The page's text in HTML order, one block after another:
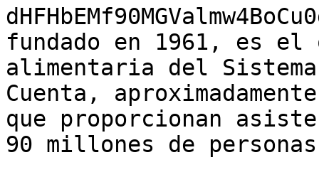
fundado en 1961, es el
alimentaria del
Cuenta,
que proporcionan
90 millones de